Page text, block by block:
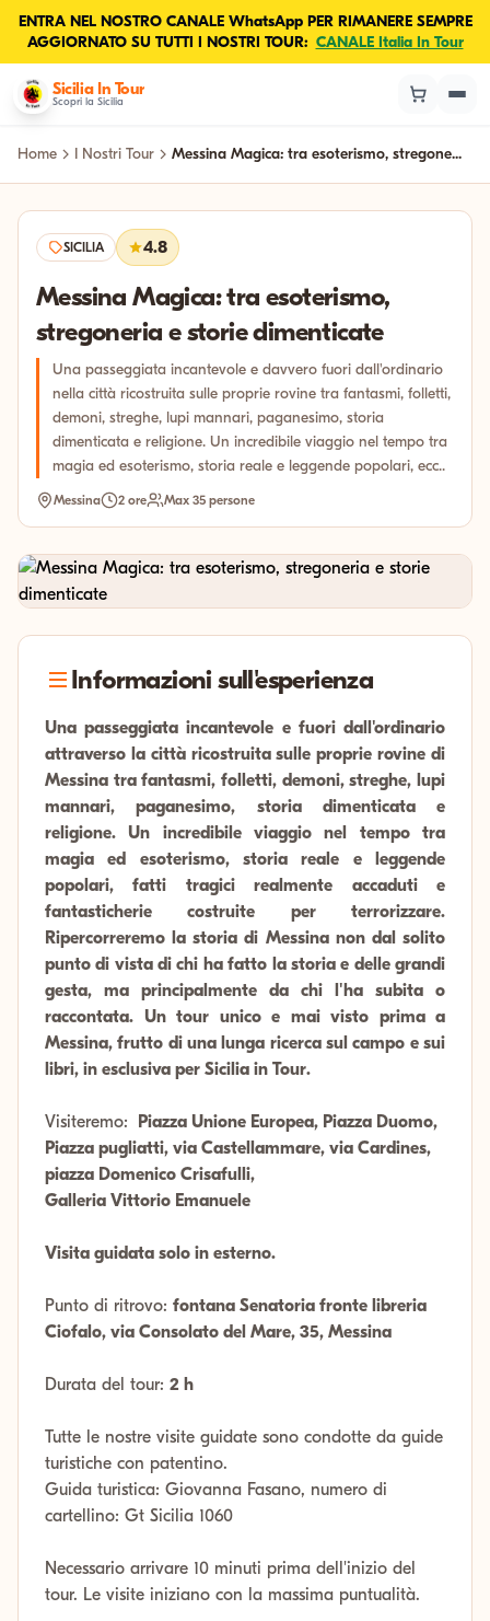
ENTRA NEL NOSTRO CANALE WhatsApp PER RIMANERE SEMPRE
AGGIORNATO SU TUTTI I NOSTRI TOUR: CANALE Italia In Tour
Sicilia In Tour
Scopri la Sicilia
Home I Nostri Tour Messina Magica: tra esoterismo, stregone...
SICILIA 4.8
Messina Magica: tra esoterismo,
stregoneria e storie dimenticate
Una passeggiata incantevole e davvero fuori dall'ordinario
nella città ricostruita sulle proprie rovine tra fantasmi, folletti,
demoni, streghe, lupi mannari, paganesimo, storia
dimenticata e religione. Un incredibile viaggio nel tempo tra
magia ed esoterismo, storia reale e leggende popolari, ecc..
Messina 2 ore Max 35 persone
Informazioni sull'esperienza
Una passeggiata incantevole e fuori dall'ordinario
attraverso la città ricostruita sulle proprie rovine di
Messina tra fantasmi, folletti, demoni, streghe, lupi
mannari, paganesimo, storia dimenticata e
religione. Un incredibile viaggio nel tempo tra
magia ed esoterismo, storia reale e leggende
popolari, fatti tragici realmente accaduti e
fantasticherie costruite per terrorizzare.
Ripercorreremo la storia di Messina non dal solito
punto di vista di chi ha fatto la storia e delle grandi
gesta, ma principalmente da chi l'ha subita o
raccontata. Un tour unico e mai visto prima a
Messina, frutto di una lunga ricerca sul campo e sui
libri, in esclusiva per Sicilia in Tour.
Visiteremo:
Piazza Unione Europea, Piazza Duomo,
Piazza pugliatti, via Castellammare, via Cardines,
piazza Domenico Crisafulli,
Galleria Vittorio Emanuele
Visita guidata solo in esterno.
Punto di ritrovo: fontana Senatoria fronte libreria
Ciofalo, via Consolato del Mare, 35, Messina
Durata del tour: 2 h
Tutte le nostre visite guidate sono condotte da guide
turistiche con patentino.
Guida turistica: Giovanna Fasano, numero di
cartellino: Gt Sicilia 1060
Necessario arrivare 10 minuti prima dell'inizio del
tour. Le visite iniziano con la massima puntualità.